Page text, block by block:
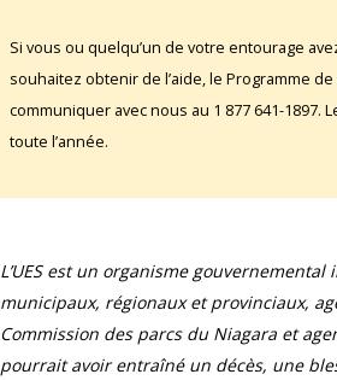
Si vous ou quelqu’un de votre entourage
souhaitez obtenir de l’aide, le Programme
communiquer avec nous au 1 877 641-
toute l’année.
L’UES est un organisme
municipaux, régionaux et provinciaux,
Commission des parcs du Niagara et
pourrait avoir entraîné un décès, une